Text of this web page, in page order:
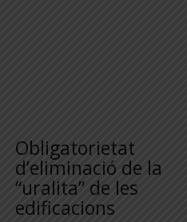
Obligatorietat
d’eliminació de la
“uralita” de les
edificacions